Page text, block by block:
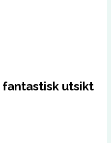
utsikt